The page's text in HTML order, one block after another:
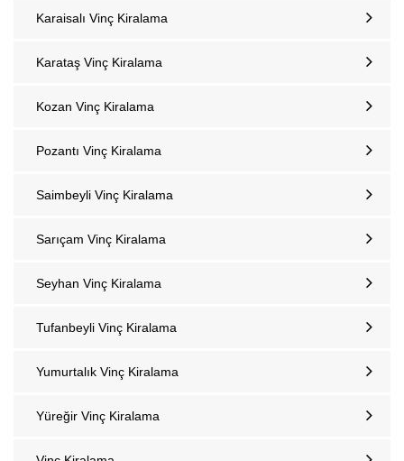
Karaisalı Vinç Kiralama
Karataş Vinç Kiralama
Kozan‎ Vinç Kiralama
Pozantı‎ Vinç Kiralama
Saimbeyli Vinç Kiralama
Sarıçam Vinç Kiralama
Seyhan Vinç Kiralama
Tufanbeyli‎ Vinç Kiralama
Yumurtalık‎ Vinç Kiralama
Yüreğir Vinç Kiralama